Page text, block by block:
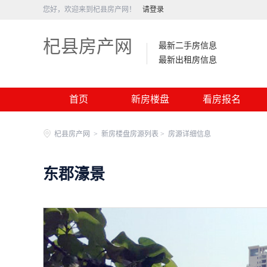
您好，欢迎来到杞县房产网！ 请登录
杞县房产网
最新二手房信息
最新出租房信息
首页 新房楼盘 看房报名
杞县房产网 > 新房楼盘房源列表 > 房源详细信息
东郡濠景